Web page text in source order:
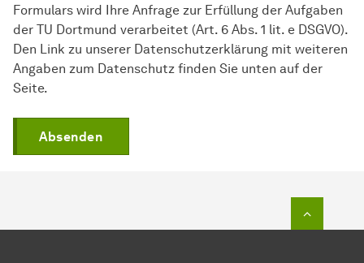
Formulars wird Ihre Anfrage zur Erfüllung der Aufgaben
der TU Dortmund verarbeitet (Art. 6 Abs. 1 lit. e DSGVO).
Den Link zu unserer Datenschutzerklärung mit weiteren
Angaben zum Datenschutz finden Sie unten auf der
Seite.
Absenden